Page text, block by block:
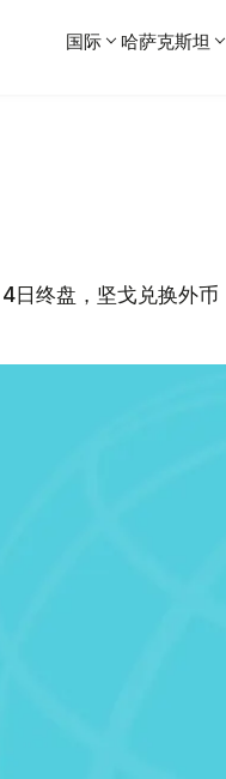
国际 哈萨克斯坦
日终盘，坚戈兑换外币